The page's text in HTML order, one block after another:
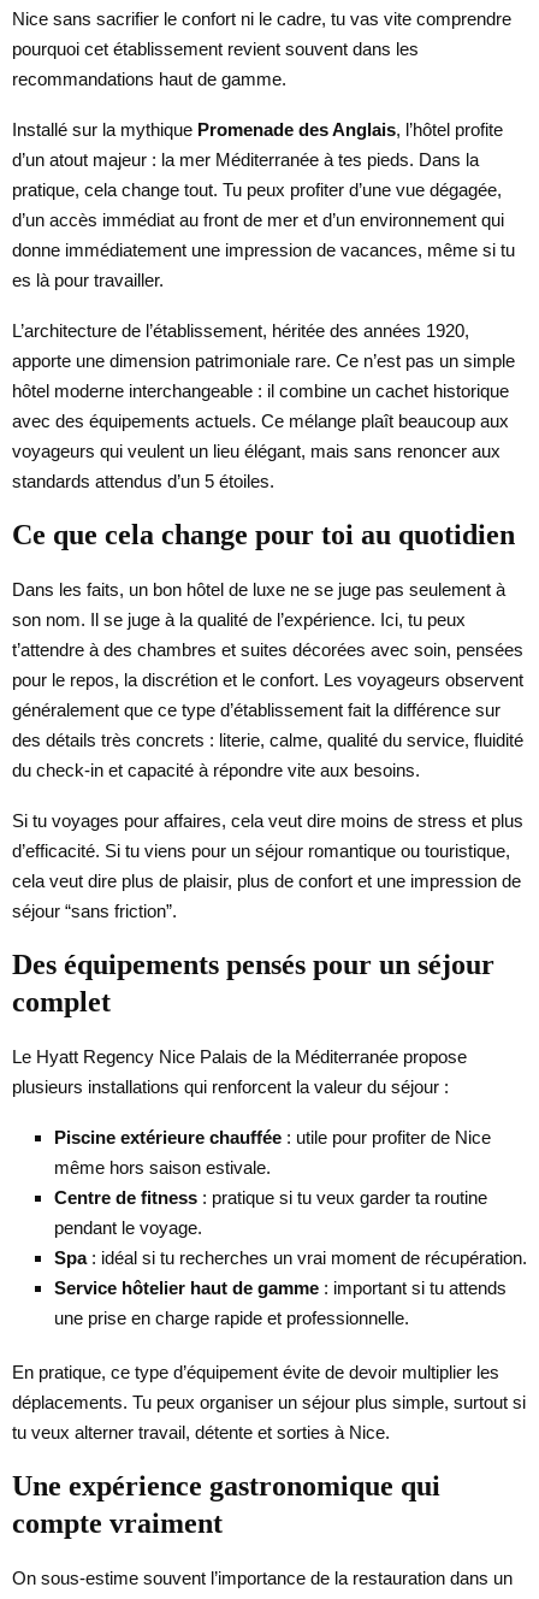
Nice sans sacrifier le confort ni le cadre, tu vas vite comprendre
pourquoi cet établissement revient souvent dans les
recommandations haut de gamme.
Installé sur la mythique Promenade des Anglais, l’hôtel profite
d’un atout majeur : la mer Méditerranée à tes pieds. Dans la
pratique, cela change tout. Tu peux profiter d’une vue dégagée,
d’un accès immédiat au front de mer et d’un environnement qui
donne immédiatement une impression de vacances, même si tu
es là pour travailler.
L’architecture de l’établissement, héritée des années 1920,
apporte une dimension patrimoniale rare. Ce n’est pas un simple
hôtel moderne interchangeable : il combine un cachet historique
avec des équipements actuels. Ce mélange plaît beaucoup aux
voyageurs qui veulent un lieu élégant, mais sans renoncer aux
standards attendus d’un 5 étoiles.
Ce que cela change pour toi au quotidien
Dans les faits, un bon hôtel de luxe ne se juge pas seulement à
son nom. Il se juge à la qualité de l’expérience. Ici, tu peux
t’attendre à des chambres et suites décorées avec soin, pensées
pour le repos, la discrétion et le confort. Les voyageurs observent
généralement que ce type d’établissement fait la différence sur
des détails très concrets : literie, calme, qualité du service, fluidité
du check-in et capacité à répondre vite aux besoins.
Si tu voyages pour affaires, cela veut dire moins de stress et plus
d’efficacité. Si tu viens pour un séjour romantique ou touristique,
cela veut dire plus de plaisir, plus de confort et une impression de
séjour “sans friction”.
Des équipements pensés pour un séjour
complet
Le Hyatt Regency Nice Palais de la Méditerranée propose
plusieurs installations qui renforcent la valeur du séjour :
Piscine extérieure chauffée : utile pour profiter de Nice
même hors saison estivale.
Centre de fitness : pratique si tu veux garder ta routine
pendant le voyage.
Spa: idéal si tu recherches un vrai moment de récupération.
Service hôtelier haut de gamme : important si tu attends
une prise en charge rapide et professionnelle.
En pratique, ce type d’équipement évite de devoir multiplier les
déplacements. Tu peux organiser un séjour plus simple, surtout si
tu veux alterner travail, détente et sorties à Nice.
Une expérience gastronomique qui
compte vraiment
On sous-estime souvent l’importance de la restauration dans un